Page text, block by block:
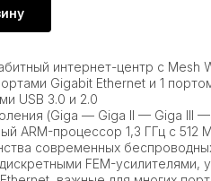
интернет-центр с Mesh
Gigabit Ethernet и 1
USB 3.0 и 2.0
(Giga — Giga II — Giga III —
ARM-процессор 1,3 ГГц с 512
современных
FEM-усилителями,